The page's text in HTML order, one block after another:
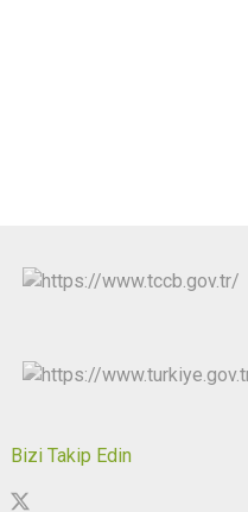
Bizi Takip Edin